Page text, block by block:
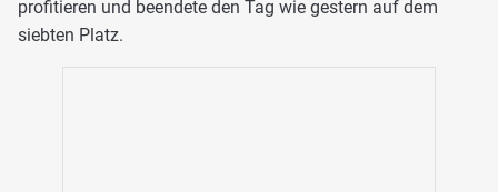
profitieren und beendete den Tag wie gestern auf dem
siebten Platz.